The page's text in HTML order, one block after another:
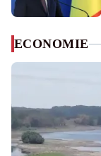
ECONOMIE